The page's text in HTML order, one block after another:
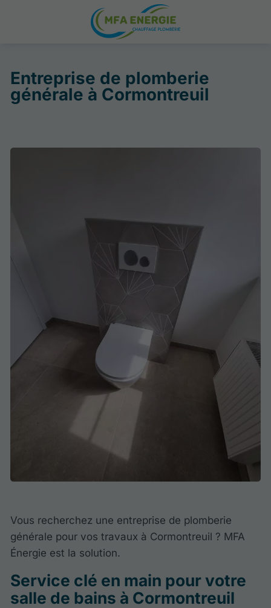
Entreprise de plomberie
générale à Cormontreuil
Vous recherchez une entreprise de plomberie
générale pour vos travaux à Cormontreuil ? MFA
Énergie est la solution.
Service clé en main pour votre
salle de bains à Cormontreuil